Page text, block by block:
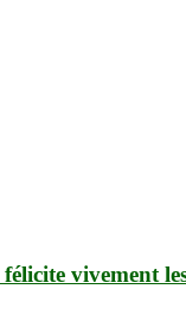
vivement